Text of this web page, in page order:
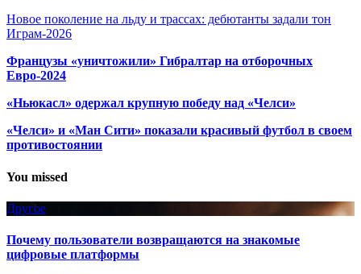
Новое поколение на льду и трассах: дебютанты задали тон
Играм-2026
Французы «уничтожили» Гибралтар на отборочных
Евро-2024
«Ньюкасл» одержал крупную победу над «Челси»
«Челси» и «Ман Сити» показали красивый футбол в своем
противостоянии
You missed
Другое
Почему пользователи возвращаются на знакомые
цифровые платформы